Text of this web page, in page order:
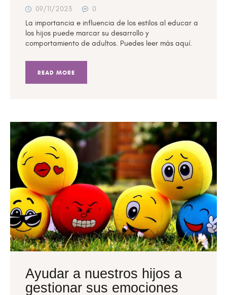
09/11/2023
0
La importancia e influencia de los estilos al educar a
los hijos puede marcar su desarrollo y
comportamiento de adultos. Puedes leer más aquí.
READ MORE
Ayudar a nuestros hijos a
gestionar sus emociones